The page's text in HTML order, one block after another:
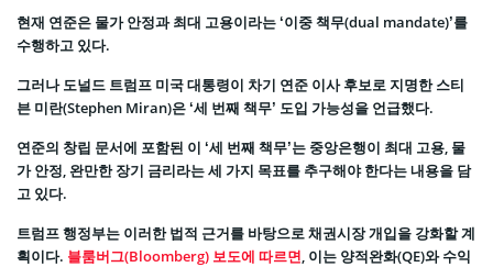
현재 연준은 물가 안정과 최대 고용이라는 ‘이중 책무(dual mandate)’를
수행하고 있다.
그러나 도널드 트럼프 미국 대통령이 차기 연준 이사 후보로 지명한 스티
븐 미란(Stephen Miran)은 ‘세 번째 책무’ 도입 가능성을 언급했다.
연준의 창립 문서에 포함된 이 ‘세 번째 책무’는 중앙은행이 최대 고용, 물
가 안정, 완만한 장기 금리라는 세 가지 목표를 추구해야 한다는 내용을 담
고 있다.
트럼프 행정부는 이러한 법적 근거를 바탕으로 채권시장 개입을 강화할 계
획이다. 블룸버그(Bloomberg) 보도에 따르면, 이는 양적완화(QE)와 수익